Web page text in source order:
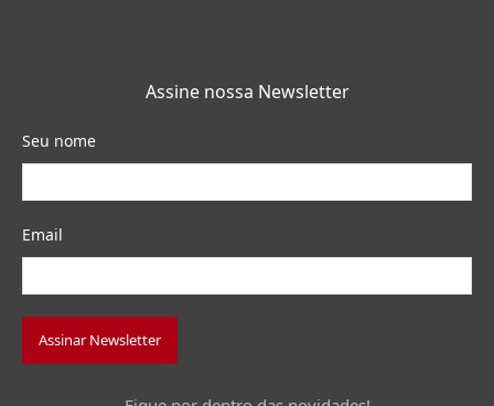
Assine nossa Newsletter
Seu nome
Email
Assinar Newsletter